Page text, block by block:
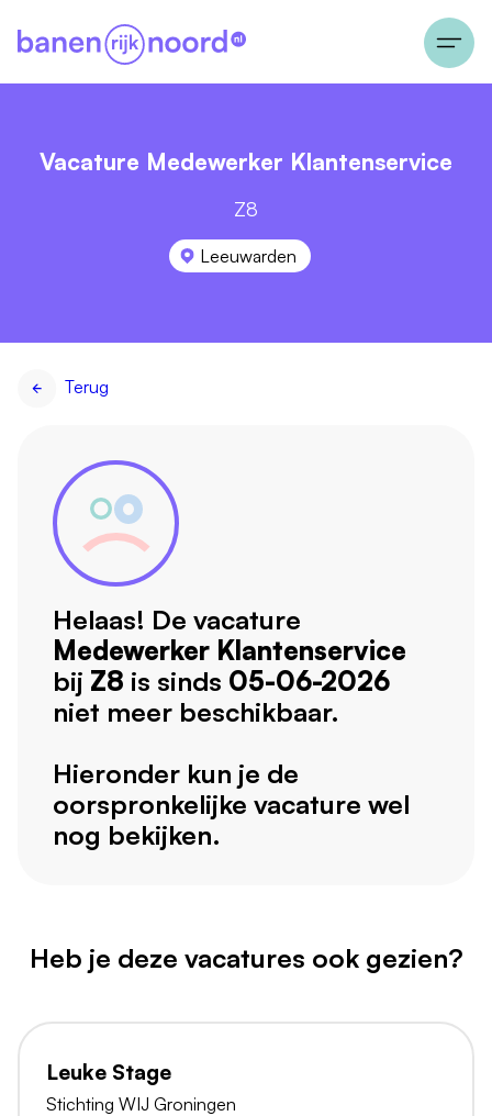
Vacature Medewerker Klantenservice
Z8
Leeuwarden
Terug
Helaas! De vacature
Medewerker Klantenservice
bij Z8 is sinds 05-06-2026
niet meer beschikbaar.
Hieronder kun je de
oorspronkelijke vacature wel
nog bekijken.
Heb je deze vacatures ook gezien?
Leuke Stage
Stichting WIJ Groningen